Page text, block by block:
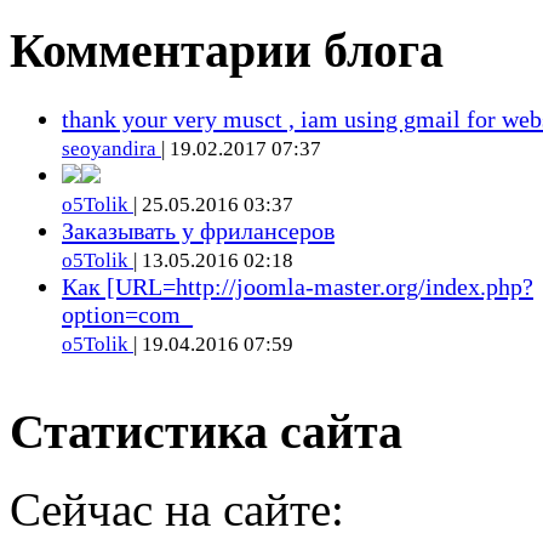
Комментарии блога
thank your very musct , iam using gmail for
seoyandira | 19.02.2017 07:37
o5Tolik | 25.05.2016 03:37
Заказывать у фрилансеров
o5Tolik | 13.05.2016 02:18
Как [URL=http://joomla-master.org/index.php?
option=com_
o5Tolik | 19.04.2016 07:59
Статистика сайта
Сейчас на сайте: